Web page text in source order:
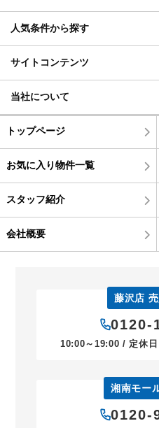
人気条件から探す
サイトコンテンツ
当社について
トップページ
お気に入り物件一覧
スタッフ紹介
会社概要
藤沢店
0120-
10:00～19:00 / 定休日
湘南モー
0120-